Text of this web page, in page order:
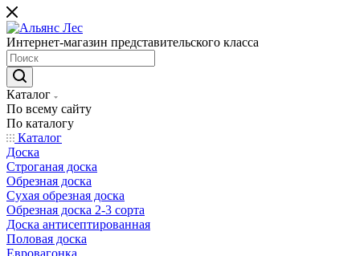
Интернет-магазин представительского класса
Каталог
По всему сайту
По каталогу
Каталог
Доска
Строганая доска
Обрезная доска
Сухая обрезная доска
Обрезная доска 2-3 сорта
Доска антисептированная
Половая доска
Евровагонка